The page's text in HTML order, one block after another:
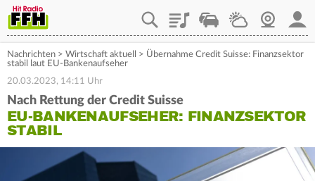
PlaylistStaupilotWetterWebcam
Nachrichten > Wirtschaft aktuell > Übernahme Credit Suisse: Finanzsektor
stabil laut EU-Bankenaufseher
20.03.2023, 14:11 Uhr
Nach Rettung der Credit Suisse
EU-BANKENAUFSEHER: FINANZSEKTOR
STABIL